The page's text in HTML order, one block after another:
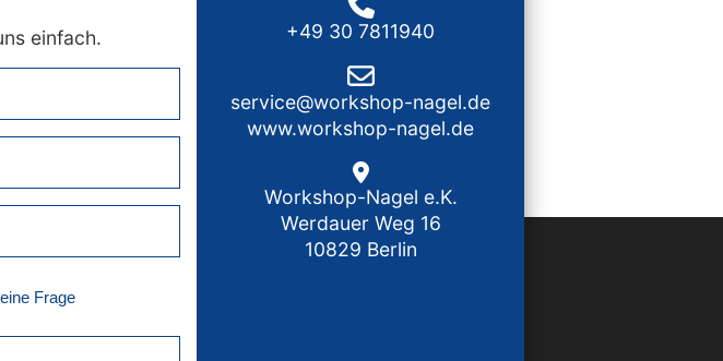
einfach.
Frage
+49 30 7811940
service@workshop-nagel.de
www.workshop-nagel.de
Workshop-Nagel e.K.
Werdauer Weg 16
10829 Berlin